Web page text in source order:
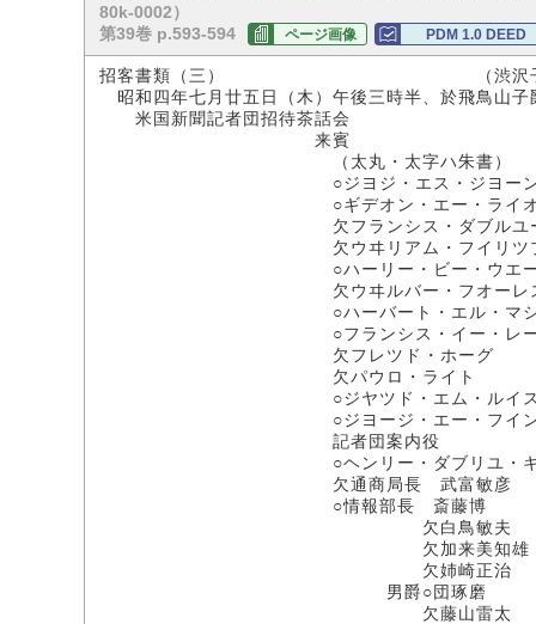
80k-0002）
第39巻 p.593-594
ページ画像 PDM 1.0 DEED
招客書類（三） （渋沢子爵
昭和四年七月廿五日（木）午後三時半、於飛鳥山子
米国新聞記者団招待茶話会
来賓
（太丸・太字ハ朱書）
○ジヨジ・エス・ジヨーン
○ギデオン・エー・ライオ
欠フランシス・ダブルユー・
欠ウヰリアム・フイリツプ・
○ハーリー・ビー・ウエークフ
欠ウヰルバー・フオーレス
○ハーバート・エル・マシ
○フランシス・イー・レー
欠フレツド・ホーグ
欠パウロ・ライト
○ジヤツド・エム・ルイ
○ジヨージ・エー・フイン
記者団案内役
○ヘンリー・ダブリユ・キン
欠通商局長 武富敏彦
○情報部長 斎藤博
欠白鳥敏夫
欠加来美知雄
欠姉崎正治
男爵○団琢磨
欠藤山雷太